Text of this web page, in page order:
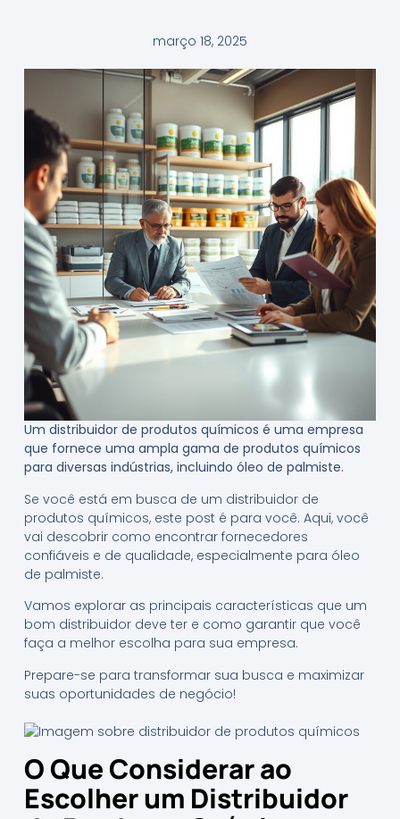
março 18, 2025
Um distribuidor de produtos químicos é uma empresa
que fornece uma ampla gama de produtos químicos
para diversas indústrias, incluindo óleo de palmiste.
Se você está em busca de um distribuidor de
produtos químicos, este post é para você. Aqui, você
vai descobrir como encontrar fornecedores
confiáveis e de qualidade, especialmente para óleo
de palmiste.
Vamos explorar as principais características que um
bom distribuidor deve ter e como garantir que você
faça a melhor escolha para sua empresa.
Prepare-se para transformar sua busca e maximizar
suas oportunidades de negócio!
O Que Considerar ao
Escolher um Distribuidor